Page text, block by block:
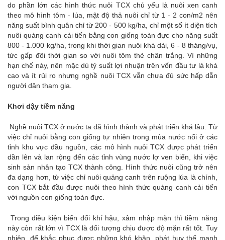
do phần lớn các hình thức nuôi TCX chủ yếu là nuôi xen canh
theo mô hình tôm - lúa, mật độ thả nuôi chỉ từ 1 - 2 con/m2 nên
năng suất bình quân chỉ từ 200 - 500 kg/ha, chỉ một số ít diện tích
nuôi quảng canh cải tiến bằng con giống toàn đực cho năng suất
800 - 1.000 kg/ha, trong khi thời gian nuôi khá dài, 6 - 8 tháng/vụ,
tức gấp đôi thời gian so với nuôi tôm thẻ chân trắng. Vì những
hạn chế này, nên mặc dù tỷ suất lợi nhuận trên vốn đầu tư là khá
cao và ít rủi ro nhưng nghề nuôi TCX vẫn chưa đủ sức hấp dẫn
người dân tham gia.
Khơi dậy tiềm năng
Nghề nuôi TCX ở nước ta đã hình thành và phát triển khá lâu. Từ
việc chỉ nuôi bằng con giống tự nhiên trong mùa nước nổi ở các
tỉnh khu vực đầu nguồn, các mô hình nuôi TCX được phát triển
dần lên và lan rộng đến các tỉnh vùng nước lợ ven biển, khi việc
sinh sản nhân tạo TCX thành công. Hình thức nuôi cũng trở nên
đa dạng hơn, từ việc chỉ nuôi quảng canh trên ruộng lúa là chính,
con TCX bắt đầu được nuôi theo hình thức quảng canh cải tiến
với nguồn con giống toàn đực.
Trong điều kiện biến đổi khí hậu, xâm nhập mặn thì tiềm năng
này còn rất lớn vì TCX là đối tượng chịu được độ mặn rất tốt. Tuy
nhiên, để khắc phục được những khó khăn, phát huy thế mạnh